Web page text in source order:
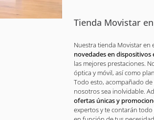
Tienda Movistar
Nuestra tienda Movistar en
novedades en dispositivos
las mejores prestaciones.
óptica y móvil, así como
Todo esto, acompañado
nosotros sea inolvidable.
ofertas únicas y
expertos y te contarán